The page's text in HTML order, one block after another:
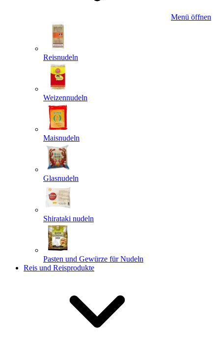
Menü öffnen
Reisnudeln
Weizennudeln
Maisnudeln
Glasnudeln
Shirataki nudeln
Pasten und Gewürze für Nudeln
Reis und Reisprodukte